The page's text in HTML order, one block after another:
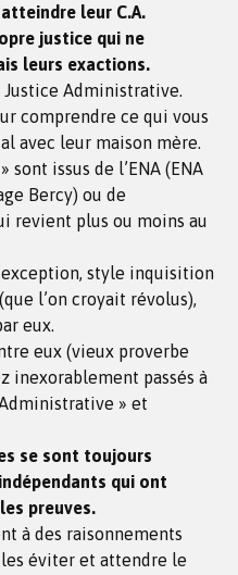
leur C.A.
justice qui ne
leurs exactions.
Justice Administrative.
comprendre ce qui vous
avec leur maison mère.
sont issus de l’ENA (ENA
Bercy) ou de
revient plus ou moins au
style inquisition
l’on croyait révolus),
eux.
eux (vieux proverbe
inexorablement passés à
» et
se sont toujours
qui ont
preuves.
à des raisonnements
éviter et attendre le